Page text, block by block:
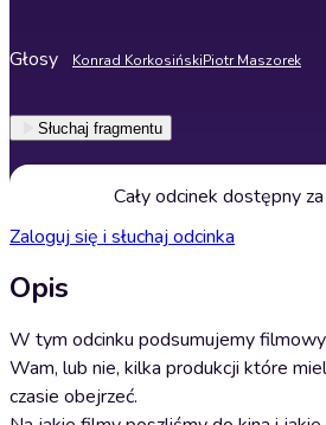
Głosy Konrad KorkosińskiPiotr Maszorek
Słuchaj fragmentu
Cały odcinek dostępny
Zaloguj się i słuchaj odcinka
Opis
W tym odcinku podsumujemy
Wam, lub nie, kilka produkcji które
czasie obejrzeć.